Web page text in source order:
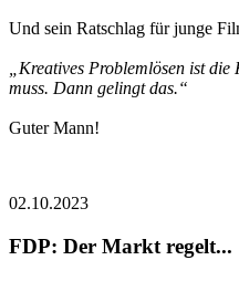
Und sein Ratschlag für junge
„Kreatives Problemlösen ist
muss. Dann gelingt das.“
Guter Mann!
02.10.2023
FDP: Der Markt regelt...